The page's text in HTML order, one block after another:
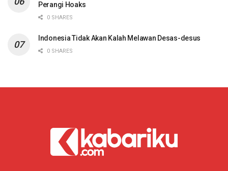
Perangi Hoaks
0 SHARES
Indonesia Tidak Akan Kalah Melawan Desas-desus
0 SHARES